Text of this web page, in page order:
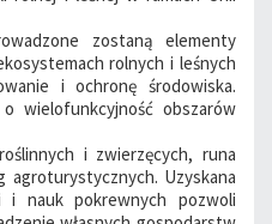
zostaną elementy
rolnych i leśnych
i ochronę środowiska.
wielofunkcyjność obszarów
i zwierzęcych, runa
agroturystycznych. Uzyskana
i nauk pokrewnych pozwoli